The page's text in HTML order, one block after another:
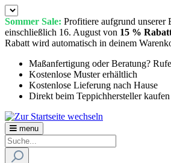
Sommer Sale: Profitiere aufgrund unserer
einschließlich 16. August von 15 %
Rabatt wird automatisch in deinem
Maßanfertigung oder Beratung?
Kostenlose Muster erhältlich
Kostenlose Lieferung nach Hause
Direkt beim Teppichhersteller kaufen
menu